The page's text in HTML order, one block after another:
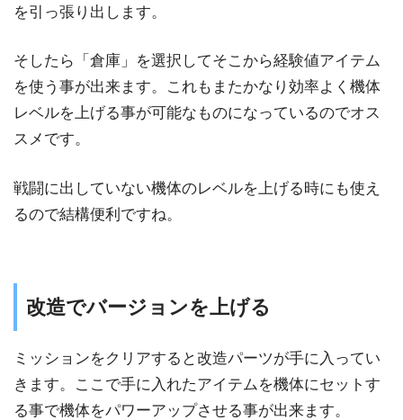
を引っ張り出します。
そしたら「倉庫」を選択してそこから経験値アイテム
を使う事が出来ます。これもまたかなり効率よく機体
レベルを上げる事が可能なものになっているのでオス
スメです。
戦闘に出していない機体のレベルを上げる時にも使え
るので結構便利ですね。
改造でバージョンを上げる
ミッションをクリアすると改造パーツが手に入ってい
きます。ここで手に入れたアイテムを機体にセットす
る事で機体をパワーアップさせる事が出来ます。